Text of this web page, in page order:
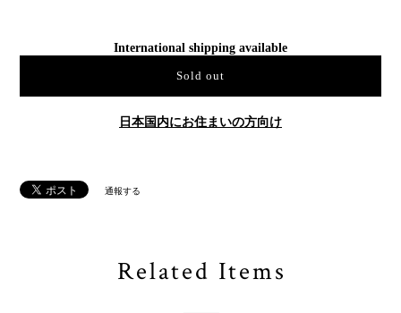
International shipping available
Sold out
日本国内にお住まいの方向け
通報する
Related Items